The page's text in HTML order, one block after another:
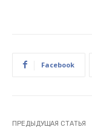
Facebook
ПРЕДЫДУЩАЯ СТАТЬЯ